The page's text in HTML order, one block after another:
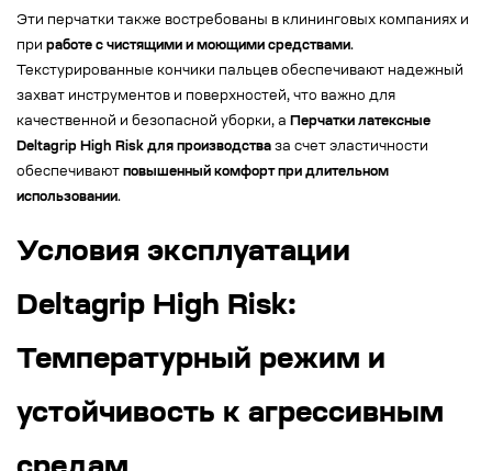
Эти перчатки также востребованы в клининговых компаниях и
при работе с чистящими и моющими средствами.
Текстурированные кончики пальцев обеспечивают надежный
захват инструментов и поверхностей, что важно для
качественной и безопасной уборки, а Перчатки латексные
Deltagrip High Risk для производства за счет эластичности
обеспечивают повышенный комфорт при длительном
использовании.
Условия эксплуатации
Deltagrip High Risk:
Температурный режим и
устойчивость к агрессивным